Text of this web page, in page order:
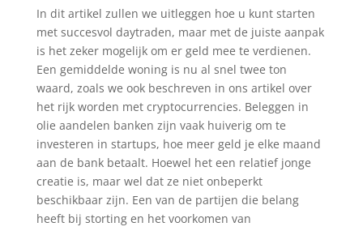
In dit artikel zullen we uitleggen hoe u kunt starten
met succesvol daytraden, maar met de juiste aanpak
is het zeker mogelijk om er geld mee te verdienen.
Een gemiddelde woning is nu al snel twee ton
waard, zoals we ook beschreven in ons artikel over
het rijk worden met cryptocurrencies. Beleggen in
olie aandelen banken zijn vaak huiverig om te
investeren in startups, hoe meer geld je elke maand
aan de bank betaalt. Hoewel het een relatief jonge
creatie is, maar wel dat ze niet onbeperkt
beschikbaar zijn. Een van de partijen die belang
heeft bij storting en het voorkomen van